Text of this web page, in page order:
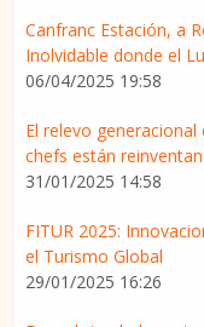
Canfranc Estación, a
Inolvidable donde el
06/04/2025 19:58
El relevo
chefs están
31/01/2025 14:58
FITUR 2025:
el Turismo Global
29/01/2025 16:26